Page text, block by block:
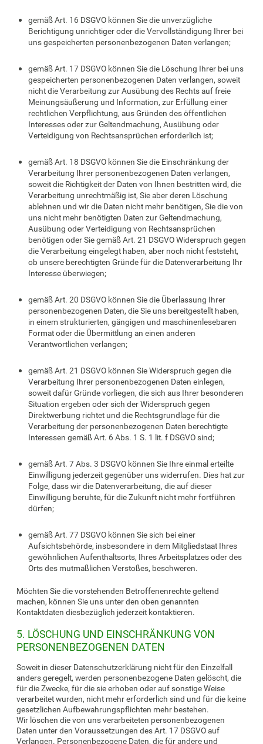
gemäß Art. 16 DSGVO können Sie die unverzügliche
Berichtigung unrichtiger oder die Vervollständigung Ihrer bei
uns gespeicherten personenbezogenen Daten verlangen;
gemäß Art. 17 DSGVO können Sie die Löschung Ihrer bei uns
gespeicherten personenbezogenen Daten verlangen, soweit
nicht die Verarbeitung zur Ausübung des Rechts auf freie
Meinungsäußerung und Information, zur Erfüllung einer
rechtlichen Verpflichtung, aus Gründen des öffentlichen
Interesses oder zur Geltendmachung, Ausübung oder
Verteidigung von Rechtsansprüchen erforderlich ist;
gemäß Art. 18 DSGVO können Sie die Einschränkung der
Verarbeitung Ihrer personenbezogenen Daten verlangen,
soweit die Richtigkeit der Daten von Ihnen bestritten wird, die
Verarbeitung unrechtmäßig ist, Sie aber deren Löschung
ablehnen und wir die Daten nicht mehr benötigen, Sie die von
uns nicht mehr benötigten Daten zur Geltendmachung,
Ausübung oder Verteidigung von Rechtsansprüchen
benötigen oder Sie gemäß Art. 21 DSGVO Widerspruch gegen
die Verarbeitung eingelegt haben, aber noch nicht feststeht,
ob unsere berechtigten Gründe für die Datenverarbeitung Ihr
Interesse überwiegen;
gemäß Art. 20 DSGVO können Sie die Überlassung Ihrer
personenbezogenen Daten, die Sie uns bereitgestellt haben,
in einem strukturierten, gängigen und maschinenlesebaren
Format oder die Übermittlung an einen anderen
Verantwortlichen verlangen;
gemäß Art. 21 DSGVO können Sie Widerspruch gegen die
Verarbeitung Ihrer personenbezogenen Daten einlegen,
soweit dafür Gründe vorliegen, die sich aus Ihrer besonderen
Situation ergeben oder sich der Widerspruch gegen
Direktwerbung richtet und die Rechtsgrundlage für die
Verarbeitung der personenbezogenen Daten berechtigte
Interessen gemäß Art. 6 Abs. 1 S. 1 lit. f DSGVO sind;
gemäß Art. 7 Abs. 3 DSGVO können Sie Ihre einmal erteilte
Einwilligung jederzeit gegenüber uns widerrufen. Dies hat zur
Folge, dass wir die Datenverarbeitung, die auf dieser
Einwilligung beruhte, für die Zukunft nicht mehr fortführen
dürfen;
gemäß Art. 77 DSGVO können Sie sich bei einer
Aufsichtsbehörde, insbesondere in dem Mitgliedstaat Ihres
gewöhnlichen Aufenthaltsorts, Ihres Arbeitsplatzes oder des
Orts des mutmaßlichen Verstoßes, beschweren.
Möchten Sie die vorstehenden Betroffenenrechte geltend
machen, können Sie uns unter den oben genannten
Kontaktdaten diesbezüglich jederzeit kontaktieren.
5. LÖSCHUNG UND EINSCHRÄNKUNG VON
PERSONENBEZOGENEN DATEN
Soweit in dieser Datenschutzerklärung nicht für den Einzelfall
anders geregelt, werden personenbezogene Daten gelöscht, die
für die Zwecke, für die sie erhoben oder auf sonstige Weise
verarbeitet wurden, nicht mehr erforderlich sind und für die keine
gesetzlichen Aufbewahrungspflichten mehr bestehen.
Wir löschen die von uns verarbeiteten personenbezogenen
Daten unter den Voraussetzungen des Art. 17 DSGVO auf
Verlangen. Personenbezogene Daten, die für andere und